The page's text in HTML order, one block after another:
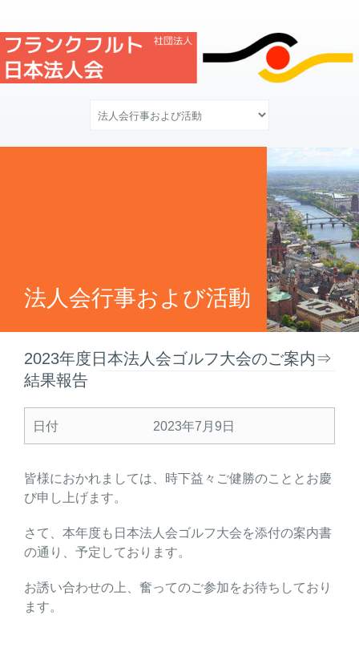
法人会行事および活動
2023年度日本法人会ゴルフ大会のご案内⇒
結果報告
日付 2023年7月9日
皆様におかれましては、時下益々ご健勝のこととお慶
び申し上げます。
さて、本年度も日本法人会ゴルフ大会を添付の案内書
の通り、予定しております。
お誘い合わせの上、奮ってのご参加をお待ちしており
ます。